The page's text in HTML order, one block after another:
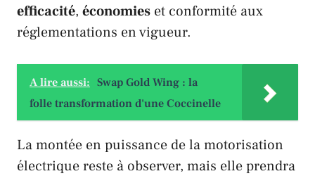
efficacité, économies et conformité aux
réglementations en vigueur.
A lire aussi: Swap Gold Wing : la
folle transformation d'une Coccinelle
La montée en puissance de la motorisation
électrique reste à observer, mais elle prendra